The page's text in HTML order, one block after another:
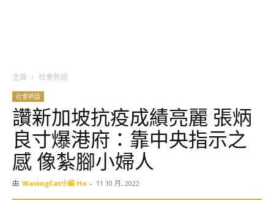
主頁 社會熱話
社會熱話
讚新加坡抗疫成績亮麗 張炳
良寸爆港府：靠中央指示之
感 像紮腳小婦人
由 WavingCat小編 Ho - 11 10 月, 2022